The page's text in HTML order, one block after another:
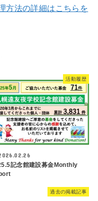
方法の詳細はこちらを
活動履歴
記念館建設募金Monthly
過去の掲載記事